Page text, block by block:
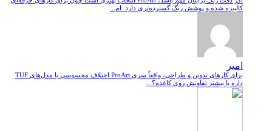
کالیبره شده و پوشش رنگ گسترده‌تری دارد. ام...
امیر
برای کارهای تدوین و طراحی، واقعاً سری ProArt اختلاف محسوسی با مدل‌های TUF
داره یا بیشتر تفاوتش روی کاغذه؟...